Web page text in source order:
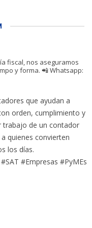
fiscal, nos aseguramos
y forma. 📲 Whatsapp: